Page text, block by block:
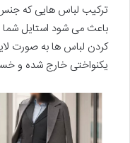
ترکیب لباس هایی که جنس
باعث می شود استایل شما
کردن لباس ها به صورت
یکنواختی خارج شده و